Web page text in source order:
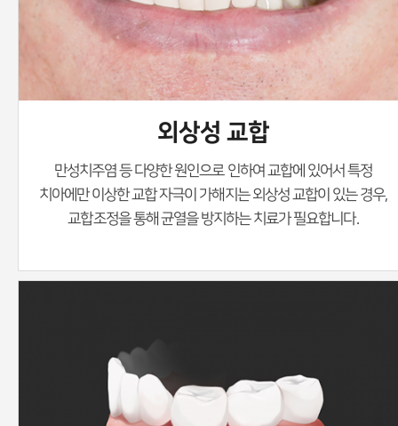
외상성 교합
만성치주염 등 다양한 원인으로 인하여 교합에 있어서 특정
치아에만 이상한 교합 자극이 가해지는외상성 교합이 있는 경우,
교합조정을 통해 균열을 방지하는 치료가 필요합니다.